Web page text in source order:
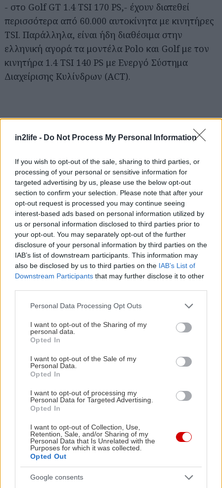
in2life - Do Not Process My Personal Information
If you wish to opt-out of the sale, sharing to third parties, or
processing of your personal or sensitive information for
targeted advertising by us, please use the below opt-out
section to confirm your selection. Please note that after your
opt-out request is processed you may continue seeing
interest-based ads based on personal information utilized by
us or personal information disclosed to third parties prior to
your opt-out. You may separately opt-out of the further
disclosure of your personal information by third parties on the
IAB’s list of downstream participants. This information may
also be disclosed by us to third parties on the IAB’s List of
Downstream Participants that may further disclose it to other
Please note that this website/app uses one or more Google
not limited to your visit or usage behaviour. You may click to
grant or deny consent to Google and its third-party tags to
use your data for below specified purposes in below Google
consent section.
Personal Data Processing Opt Outs
I want to opt-out of the Sharing of my
personal data.
Opted In
I want to opt-out of the Sale of my
Personal Data.
Opted In
I want to opt-out of processing my
Personal Data for Targeted Advertising.
Opted In
I want to opt-out of Collection, Use,
Retention, Sale, and/or Sharing of my
Personal Data that Is Unrelated with the
Purposes for which it was collected.
Opted Out
Google consents
- στο Golf GT 1.4 TSI 170 PS,- έχουν διατεθεί
περισσότερα από 60.000 αυτοκίνητα με κινητήρες
TSI. Παράλληλα, είναι ήδη διαθέσιμα στην
ελληνική αγορά τα μοντέλα Polo και Golf με τον
κινητήρα 1.4 TSI 140 PS με Ενεργό Σύστημα
Διαχείρισης Κυλίνδρων (ACT).
Αναζήτηση